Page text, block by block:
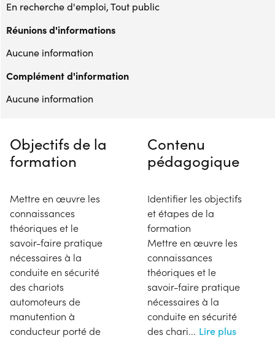
En recherche d'emploi, Tout public
Réunions d'informations
Aucune information
Complément d'information
Aucune information
Objectifs de la
formation
Mettre en œuvre les
connaissances
théoriques et le
savoir-faire pratique
nécessaires à la
conduite en sécurité
des chariots
automoteurs de
manutention à
conducteur porté de
Contenu
pédagogique
Identifier les objectifs
et étapes de la
formation
Mettre en œuvre les
connaissances
théoriques et le
savoir-faire pratique
nécessaires à la
conduite en sécurité
des chari... Lire plus